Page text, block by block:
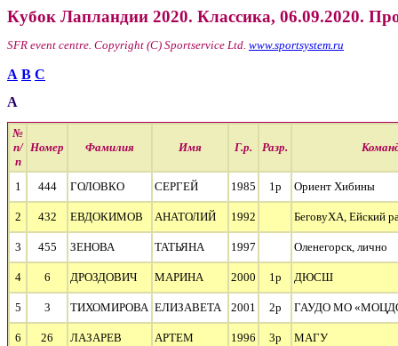
Кубок Лапландии 2020. Классика, 06.09.2020.
SFR event centre. Copyright (C) Sportservice Ltd. www.sportsystem.ru
А В С
А
№
п/
п
Номер Фамилия Имя Г.р. Разр.
1 444 ГОЛОВКО СЕРГЕЙ 1985 1р Ориент Хибины
2 432 ЕВДОКИМОВ АНАТОЛИЙ 1992 БеговуХА, Ейский
3 455 ЗЕНОВА ТАТЬЯНА 1997 Оленегорск, лично
4 6 ДРОЗДОВИЧ МАРИНА 2000 1р ДЮСШ
5 3 ТИХОМИРОВА ЕЛИЗАВЕТА 2001 2р ГАУДО МО «МОЦДО
6 26 ЛАЗАРЕВ АРТЕМ 1996 3р МАГУ